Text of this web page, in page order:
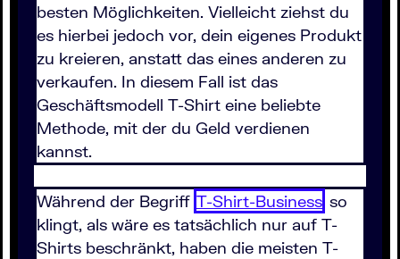
besten Möglichkeiten. Vielleicht ziehst du
es hierbei jedoch vor, dein eigenes Produkt
zu kreieren, anstatt das eines anderen zu
verkaufen. In diesem Fall ist das
Geschäftsmodell T-Shirt eine beliebte
Methode, mit der du Geld verdienen
kannst.
Während der Begriff T-Shirt-Business so
klingt, als wäre es tatsächlich nur auf T-
Shirts beschränkt, haben die meisten T-